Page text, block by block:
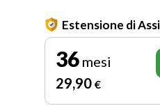
Estensione di
36 mesi
29,90 €